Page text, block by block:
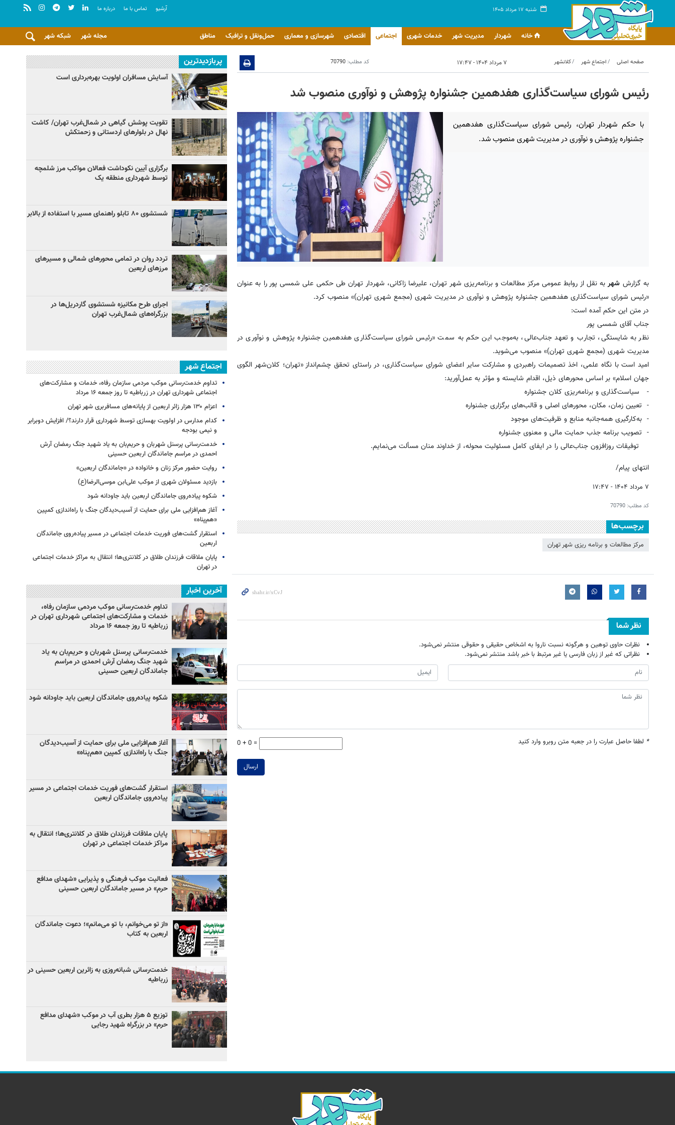
شنبه ۱۷ مرداد ۱۴۰۵ آرشيو تماس با ما درباره ما
خانه شهردار مدیریت شهر خدمات شهری اجتماعی اقتصادی شهرسازی و معماری حمل‌ونقل و ترافیک مناطق شبکه شهر مجله شهر
صفحه اصلی اجتماع شهر کلانشهر ۷ مرداد ۱۴۰۴ - ۱۷:۴۷ کد مطلب: 70790
رئیس شورای سیاست‌گذاری هفدهمین جشنواره پژوهش و نوآوری منصوب شد
با حکم شهردار تهران، رئیس شورای سیاست‌گذاری هفدهمین
جشنواره پژوهش و نوآوری در مدیریت شهری منصوب شد.
به گزارش شهربه نقل از روابط عمومی مرکز مطالعات و برنامه‌ریزی شهر تهران، علیرضا زاکانی، شهردار تهران طی حکمی علی شمسی پور را به عنوان
«رئیس شورای سیاست‌گذاری هفدهمین جشنواره پژوهش و نوآوری در مدیریت شهری (مجمع شهری تهران)» منصوب کرد.
در متن این حکم آمده است:
جناب آقای شمسی پور
نظر به شایستگی، تجارب و تعهد جناب‌عالی، به‌موجب این حکم به‌ سمت «رئیس شورای سیاست‌گذاری هفدهمین جشنواره پژوهش و نوآوری در
مدیریت شهری (مجمع شهری تهران)» منصوب می‌شوید.
امید است با نگاه علمی، اخذ تصمیمات راهبردی و مشارکت سایر اعضای شورای سیاست‌گذاری، در راستای تحقق چشم‌انداز «تهران؛ کلان‌شهر الگوی
جهان اسلام» بر اساس محورهای ذیل، اقدام شایسته و مؤثر به عمل‌آورید:
- سیاست‌گذاری و برنامه‌ریزی کلان جشنواره
- تعیین زمان، مکان، محورهای اصلی و قالب‌های برگزاری جشنواره
- به‌کارگیری همه‌جانبه منابع و ظرفیت‌های موجود
- تصویب برنامه جذب حمایت مالی و معنوی جشنواره
توفیقات روزافزون جناب‌عالی را در ایفای کامل مسئولیت محوله، از خداوند منان مسألت می‌نمایم.
انتهای پیام/
۷ مرداد ۱۴۰۴ - ۱۷:۴۷
کد مطلب: 70790
برچسب‌ها
مرکز مطالعات و برنامه ریزی شهر تهران
نظر شما
نظرات حاوی توهین و هرگونه نسبت ناروا به اشخاص حقیقی و حقوقی منتشر نمی‌شود.
نظراتی که غیر از زبان فارسی یا غیر مرتبط با خبر باشد منتشر نمی‌شود.
* لطفا حاصل عبارت را در جعبه متن روبرو وارد کنید 0 + 0 =
ارسال
پربازدیدترین
آسایش مسافران اولویت بهره‌برداری است
تقویت پوشش گیاهی در شمال‌غرب تهران/ کاشت
نهال در بلوارهای اردستانی و زحمتکش
برگزاری آیین نکوداشت فعالان مواکب مرز شلمچه
توسط شهرداری منطقه یک
شستشوی ۸۰ تابلو راهنمای مسیر با استفاده از بالابر
تردد روان در تمامی محورهای شمالی و مسیرهای
مرزهای اربعین
اجرای طرح مکانیزه شستشوی گاردریل‌ها در
بزرگراه‌های شمال‌غرب تهران
اجتماع شهر
تداوم خدمت‌رسانی موکب مردمی سازمان رفاه، خدمات و مشارکت‌های
اجتماعی شهرداری تهران در زرباطیه تا روز جمعه ۱۶ مرداد
اعزام ۱۳۰ هزار زائر اربعین از پایانه‌های مسافربری شهر تهران
کدام مدارس در اولویت بهسازی توسط شهرداری قرار دارند؟/ افزایش دوبرابر
و نیمی بودجه
خدمت‌رسانی پرسنل شهربان و حریم‌بان به یاد شهید جنگ رمضان آرش
احمدی در مراسم جاماندگان اربعین حسینی
روایت حضور مرکز زنان و خانواده در «جاماندگان اربعین»
بازدید مسئولان شهری از موکب علی‌ابن موسی‌الرضا(ع)
شکوه پیاده‌روی جاماندگان اربعین باید جاودانه شود
آغاز هم‌افزایی ملی برای حمایت از آسیب‌دیدگان جنگ با راه‌اندازی کمپین
«هم‌پناه»
استقرار گشت‌های فوریت خدمات اجتماعی در مسیر پیاده‌روی جاماندگان
اربعین
پایان ملاقات فرزندان طلاق در کلانتری‌ها؛ انتقال به مراکز خدمات اجتماعی
در تهران
آخرین اخبار
تداوم خدمت‌رسانی موکب مردمی سازمان رفاه،
خدمات و مشارکت‌های اجتماعی شهرداری تهران در
زرباطیه تا روز جمعه ۱۶ مرداد
خدمت‌رسانی پرسنل شهربان و حریم‌بان به یاد
شهید جنگ رمضان آرش احمدی در مراسم
جاماندگان اربعین حسینی
شکوه پیاده‌روی جاماندگان اربعین باید جاودانه شود
آغاز هم‌افزایی ملی برای حمایت از آسیب‌دیدگان
جنگ با راه‌اندازی کمپین «هم‌پناه»
استقرار گشت‌های فوریت خدمات اجتماعی در مسیر
پیاده‌روی جاماندگان اربعین
پایان ملاقات فرزندان طلاق در کلانتری‌ها؛ انتقال به
مراکز خدمات اجتماعی در تهران
فعالیت موکب فرهنگی و پذیرایی «شهدای مدافع
حرم» در مسیر جاماندگان اربعین حسینی
«از تو می‌خوانم، با تو می‌مانم»؛ دعوت جاماندگان
اربعین به کتاب
خدمت‌رسانی شبانه‌روزی به زائرین اربعین حسینی در
زرباطیه
توزیع ۵ هزار بطری آب در موکب «شهدای مدافع
حرم» در بزرگراه شهید رجایی